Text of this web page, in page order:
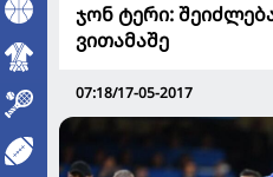
ჯონ ტერი:
ვითამაშე
07:18/17-05-2017